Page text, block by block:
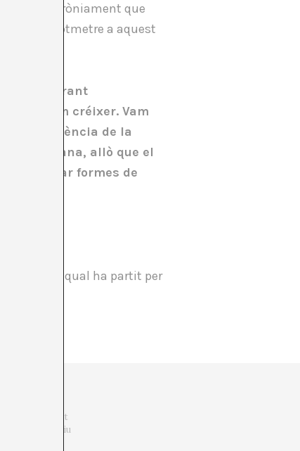
pensar erròniament que
es pot sotmetre a aquest
, inspirant
vam créixer. Vam
a diferència de la
humana, allò que el
a pensar formes de
projecte del qual ha partit per
l’art
amb l’objectiu